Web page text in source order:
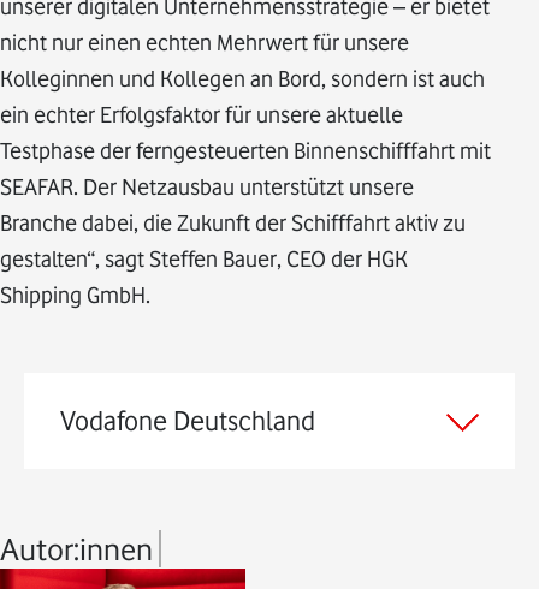
unserer digitalen Unternehmensstrategie – er bietet
nicht nur einen echten Mehrwert für unsere
Kolleginnen und Kollegen an Bord, sondern ist auch
ein echter Erfolgsfaktor für unsere aktuelle
Testphase der ferngesteuerten Binnenschifffahrt mit
SEAFAR. Der Netzausbau unterstützt unsere
Branche dabei, die Zukunft der Schifffahrt aktiv zu
gestalten“, sagt Steffen Bauer, CEO der HGK
Shipping GmbH.
Vodafone Deutschland
Autor:innen